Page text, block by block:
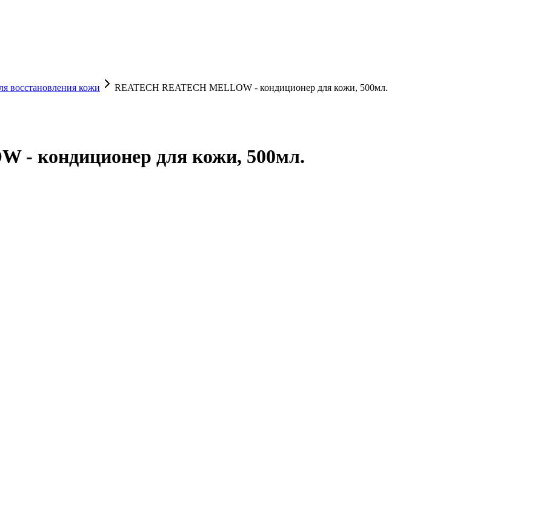
восстановления кожи REATECH REATECH MELLOW - кондиционер для кожи, 500мл.
- кондиционер для кожи, 500мл.